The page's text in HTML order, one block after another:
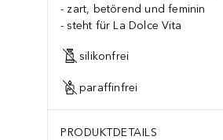
zart, betörend und feminin
steht für La Dolce Vita
silikonfrei
paraffinfrei
PRODUKTDETAILS